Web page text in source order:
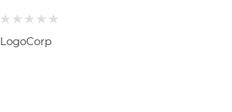
LogoCorp